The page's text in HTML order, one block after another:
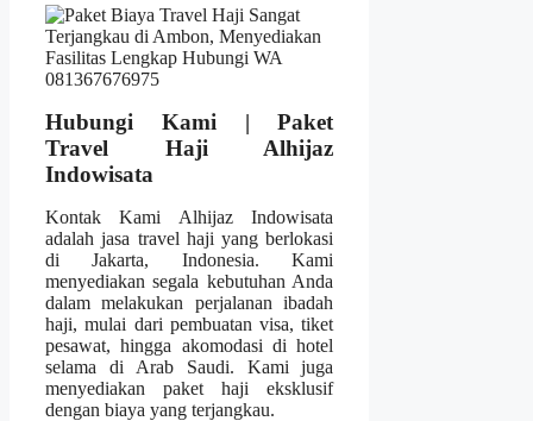
Hubungi Kami | Paket
Travel Haji Alhijaz
Indowisata
Kontak Kami Alhijaz Indowisata
adalah jasa travel haji yang berlokasi
di Jakarta, Indonesia. Kami
menyediakan segala kebutuhan Anda
dalam melakukan perjalanan ibadah
haji, mulai dari pembuatan visa, tiket
pesawat, hingga akomodasi di hotel
selama di Arab Saudi. Kami juga
menyediakan paket haji eksklusif
dengan biaya yang terjangkau.